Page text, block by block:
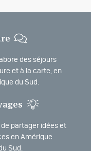
des séjours
et à la carte, en
du Sud.
partager idées et
en Amérique
Sud.